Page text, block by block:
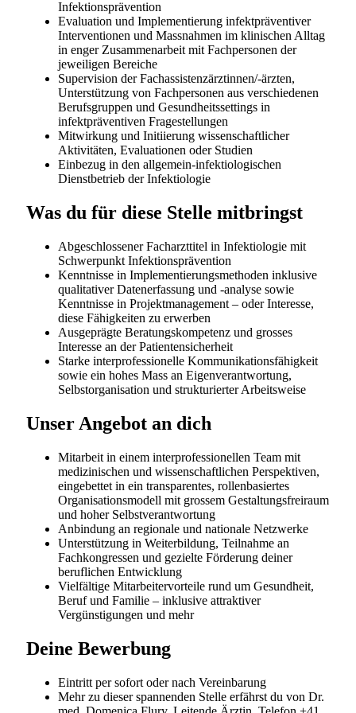
und initiative Persönlichkeit sind, finden Sie bei HOCH
Health Ostschweiz die idealen Voraussetzungen Ihre
berufliche Zukunft zu gestalten. Informieren Sie sich
über die Möglichkeiten unterwww.h-och.ch/karriere
HOCH Health Ostschweiz hat regional an
verschiedenen Standorten vertreten und ist damit
oftmals ein Arbeitsort in der Nähe des Wohnortes.
Spital Altstätten
Spital Linth
Spital Wil
Ambi Flawil
Ambi Rorschach
Ambulatorium Rorschach
Starten Sie Ihre berufliche Zukunft bei der grössten
Gesundheitsversorgerin der Schweiz. Ob Sie am
Anfang Ihrer Laufbahn stehen oder nach neuen
Entwicklungsmöglichkeiten suchen – bei HOCH Health
Ostschweiz erwarten Sie spannende
Herausforderungen, umfassende Aus- und
Weiterbildungsangebote und ein engagiertes Team,
das Sie auf Ihrem Weg unterstützt.
HOCH Health Ostschweiz fördert und unterstützt die
Aus-, Fort- und Weiterbildung von Mitarbeitenden.
Jährlich nutzen über 700 Personen – von der
Grundbildung über die Höhere Fachschule bis hin zur
Fachhochschule inklusive Nachdiplomstudiengänge –
das Angebot. In internen und externen Fort- und
Weiterbildungsangeboten werden sowohl die
fachliche Bildung als auch methodische Kompetenzen